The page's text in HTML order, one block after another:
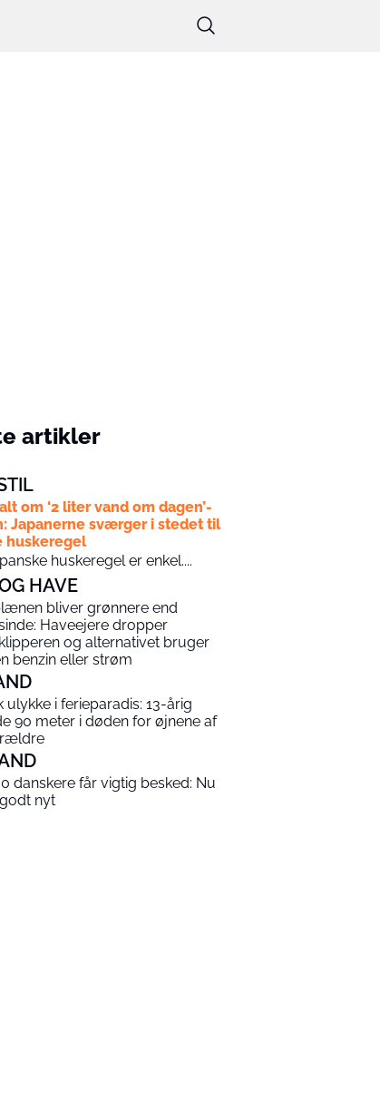
artikler
om ‘2 liter vand om dagen’-
Japanerne sværger i stedet til
huskeregel
huskeregel er enkel....
HAVE
bliver grønnere end
Haveejere dropper
og alternativet bruger
benzin eller strøm
ulykke i ferieparadis: 13-årig
90 meter i døden for øjnene af
danskere får vigtig besked: Nu
nyt